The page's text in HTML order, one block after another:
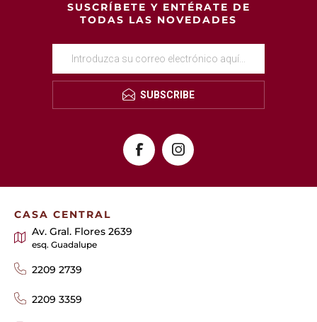
SUSCRÍBETE Y ENTÉRATE DE
TODAS LAS NOVEDADES
SUBSCRIBE
CASA CENTRAL
Av. Gral. Flores 2639
esq. Guadalupe
2209 2739
2209 3359